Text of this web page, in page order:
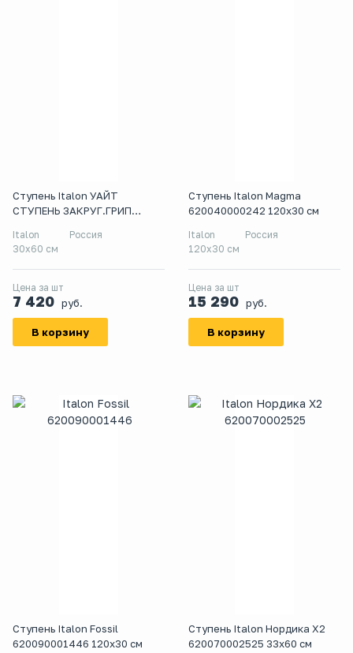
Ступень Italon УАЙТ
СТУПЕНЬ ЗАКРУГ.ГРИП
Italon
Россия
30x60 см
Цена за шт
7 420 руб.
В корзину
Ступень Italon Magma
620040000242 120x30 см
Italon
Россия
120x30 см
Цена за шт
15 290 руб.
В корзину
Ступень Italon Fossil
620090001446 120x30 см
Ступень Italon Нордика X2
620070002525 33x60 см